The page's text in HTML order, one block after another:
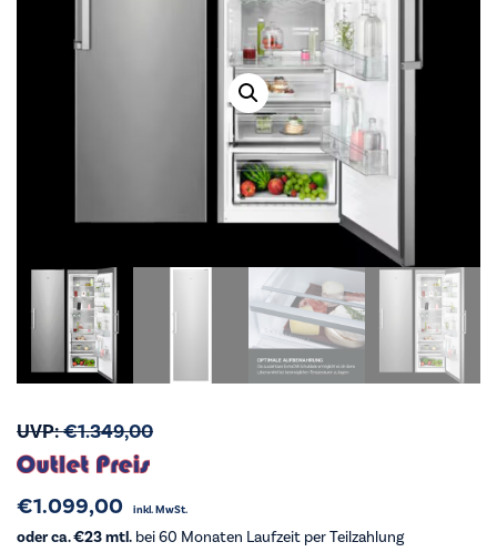
UVP:€1.349,00
€1.099,00 inkl. MwSt.
oder ca. €23 mtl. bei 60 Monaten Laufzeit per Teilzahlung